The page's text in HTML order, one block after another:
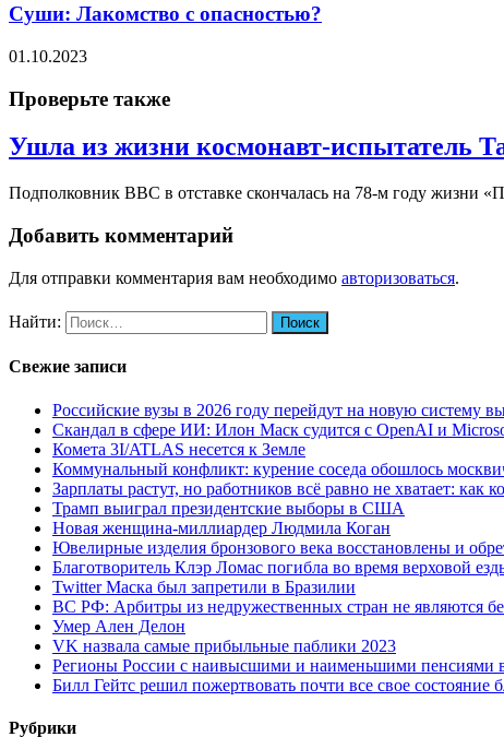
Суши: Лакомство с опасностью?
01.10.2023
Проверьте также
Ушла из жизни космонавт-испытатель
Подполковник ВВС в отставке скончалась на 78-м году жизни
Добавить комментарий
Для отправки комментария вам необходимо авторизоваться.
Найти:
Свежие записи
Российские вузы в 2026 году перейдут на новую систему
Скандал в сфере ИИ: Илон Маск судится с OpenAI и
Комета 3I/ATLAS несется к Земле
Коммунальный конфликт: курение соседа обошлось
Зарплаты растут, но работников всё равно не хватает: как
Трамп выиграл президентские выборы в США
Новая женщина-миллиардер Людмила Коган
Ювелирные изделия бронзового века восстановлены и
Благотворитель Клэр Ломас погибла во время верховой
Twitter Маска был запретили в Бразилии
ВС РФ: Арбитры из недружественных стран не являются
Умер Ален Делон
VK назвала самые прибыльные паблики 2023
Регионы России с наивысшими и наименьшими пенсиями
Билл Гейтс решил пожертвовать почти все свое состояние
Рубрики